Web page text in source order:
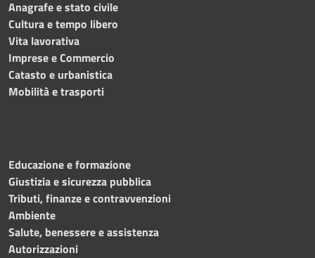
Anagrafe e stato civile
Cultura e tempo libero
Vita lavorativa
Imprese e Commercio
Catasto e urbanistica
Mobilità e trasporti
Educazione e formazione
Giustizia e sicurezza pubblica
Tributi, finanze e contravvenzioni
Ambiente
Salute, benessere e assistenza
Autorizzazioni